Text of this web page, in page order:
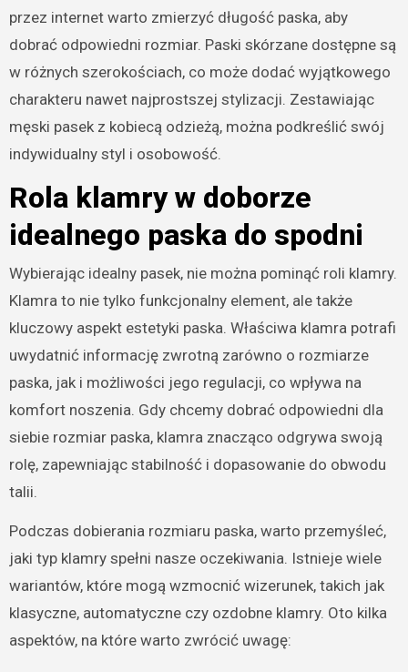
przez internet warto zmierzyć długość paska, aby
dobrać odpowiedni rozmiar. Paski skórzane dostępne są
w różnych szerokościach, co może dodać wyjątkowego
charakteru nawet najprostszej stylizacji. Zestawiając
męski pasek z kobiecą odzieżą, można podkreślić swój
indywidualny styl i osobowość.
Rola klamry w doborze
idealnego paska do spodni
Wybierając idealny pasek, nie można pominąć roli klamry.
Klamra to nie tylko funkcjonalny element, ale także
kluczowy aspekt estetyki paska. Właściwa klamra potrafi
uwydatnić informację zwrotną zarówno o rozmiarze
paska, jak i możliwości jego regulacji, co wpływa na
komfort noszenia. Gdy chcemy dobrać odpowiedni dla
siebie rozmiar paska, klamra znacząco odgrywa swoją
rolę, zapewniając stabilność i dopasowanie do obwodu
talii.
Podczas dobierania rozmiaru paska, warto przemyśleć,
jaki typ klamry spełni nasze oczekiwania. Istnieje wiele
wariantów, które mogą wzmocnić wizerunek, takich jak
klasyczne, automatyczne czy ozdobne klamry. Oto kilka
aspektów, na które warto zwrócić uwagę: